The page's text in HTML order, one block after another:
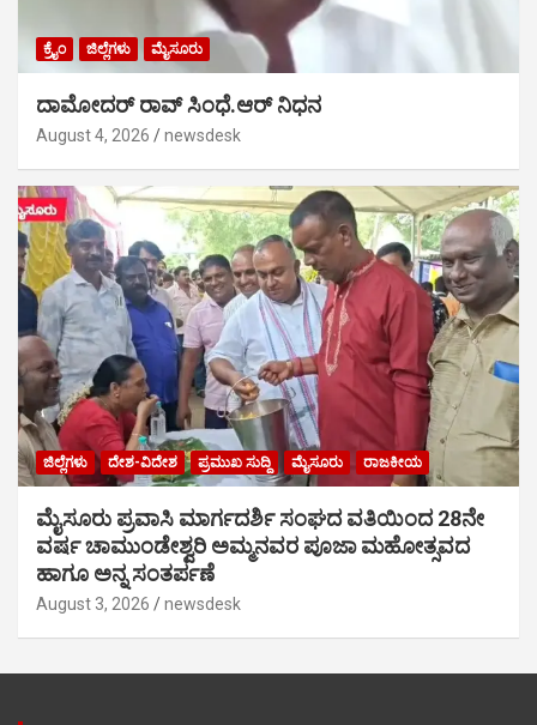
ಕ್ರೈಂ ಜಿಲ್ಲೆಗಳು ಮೈಸೂರು
ದಾಮೋದರ್ ರಾವ್ ಸಿಂಧೆ.ಆರ್ ನಿಧನ
August 4, 2026 newsdesk
ಜಿಲ್ಲೆಗಳು ದೇಶ-ವಿದೇಶ ಪ್ರಮುಖ ಸುದ್ದಿ ಮೈಸೂರು ರಾಜಕೀಯ
ಮೈಸೂರು ಪ್ರವಾಸಿ ಮಾರ್ಗದರ್ಶಿ ಸಂಘದ ವತಿಯಿಂದ 28ನೇ
ವರ್ಷ ಚಾಮುಂಡೇಶ್ವರಿ ಅಮ್ಮನವರ ಪೂಜಾ ಮಹೋತ್ಸವದ
ಹಾಗೂ ಅನ್ನ ಸಂತರ್ಪಣೆ
August 3, 2026 newsdesk